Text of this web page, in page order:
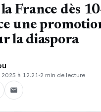
France dès
une
la diaspora
à 12:21 2 min de lecture